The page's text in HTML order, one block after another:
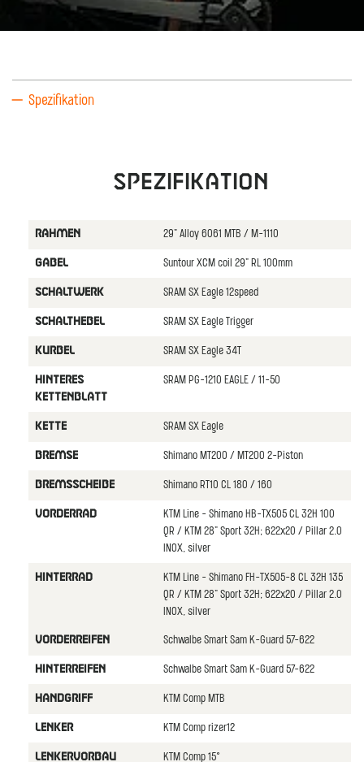
Spezifikation
Spezifikation
RAHMEN 29" Alloy 6061 MTB / M-1110
GABEL Suntour XCM coil 29" RL 100mm
SCHALTWERK SRAM SX Eagle 12speed
SCHALTHEBEL SRAM SX Eagle Trigger
KURBEL SRAM SX Eagle 34T
HINTERES
KETTENBLATT
SRAM PG-1210 EAGLE / 11-50
KETTE SRAM SX Eagle
BREMSE Shimano MT200 / MT200 2-Piston
BREMSSCHEIBE Shimano RT10 CL 180 / 160
VORDERRAD
KTM Line - Shimano HB-TX505 CL 32H 100
QR / KTM 28" Sport 32H; 622x20 / Pillar 2.0
INOX, silver
HINTERRAD
KTM Line - Shimano FH-TX505-8 CL 32H 135
QR / KTM 28" Sport 32H; 622x20 / Pillar 2.0
INOX, silver
VORDERREIFEN Schwalbe Smart Sam K-Guard 57-622
HINTERREIFEN Schwalbe Smart Sam K-Guard 57-622
HANDGRIFF KTM Comp MTB
LENKER KTM Comp rizer12
LENKERVORBAU KTM Comp 15°